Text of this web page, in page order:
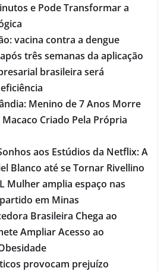
e Pode Transformar a
vacina contra a dengue
três semanas da aplicação
brasileira será
Menino de 7 Anos Morre
Criado Pela Própria
aos Estúdios da Netflix: A
Blanco até se Tornar Rivellino
Mulher amplia espaço nas
em Minas
Brasileira Chega ao
Ampliar Acesso ao
provocam prejuízo